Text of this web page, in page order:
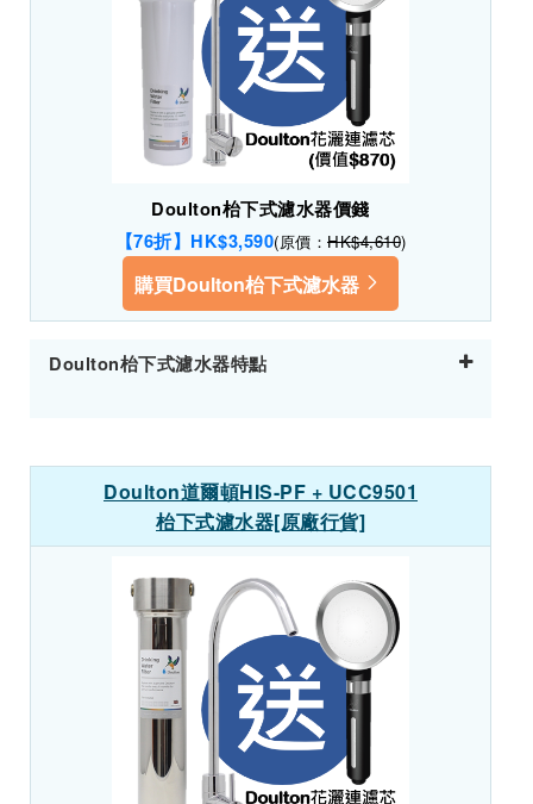
Doulton枱下式濾水器價錢
【76折】HK$3,590(原價： HK$4,610)
購買Doulton枱下式濾水器
Doulton枱下式濾水器特點
Doulton道爾頓HIS-PF + UCC9501
枱下式濾水器[原廠行貨]